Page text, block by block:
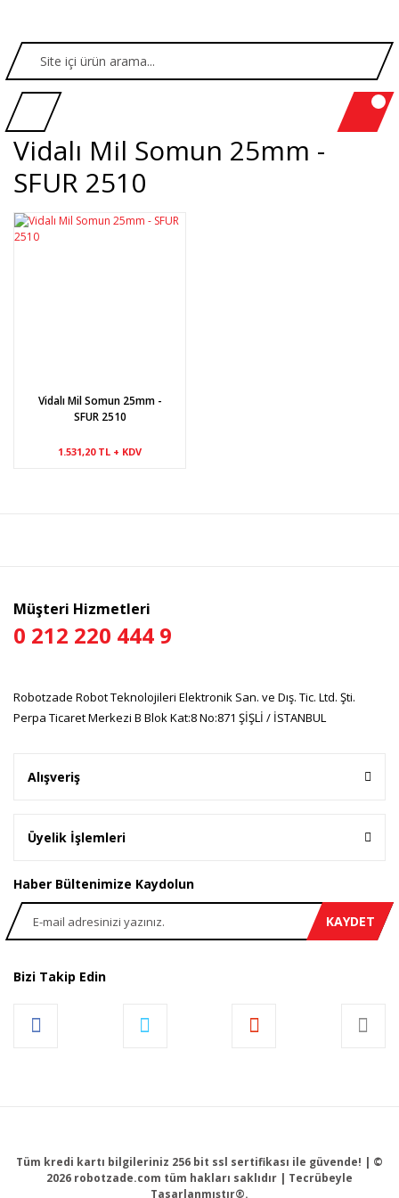
Vidalı Mil Somun 25mm -
SFUR 2510
Vidalı Mil Somun 25mm -
SFUR 2510
1.531,20 TL + KDV
Müşteri Hizmetleri
0 212 220 444 9
Robotzade Robot Teknolojileri Elektronik San. ve Dış. Tic. Ltd. Şti.
Perpa Ticaret Merkezi B Blok Kat:8 No:871 ŞİŞLİ / İSTANBUL
Alışveriş
Üyelik İşlemleri
Haber Bültenimize Kaydolun
KAYDET
Bizi Takip Edin
Tüm kredi kartı bilgileriniz 256 bit ssl sertifikası ile güvende! | ©
2026 robotzade.com tüm hakları saklıdır | Tecrübeyle
Tasarlanmıştır®.